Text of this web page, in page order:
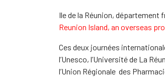
Ile de la Réunion, département
Reunion Island, an overseas
Ces deux journées
l’Unesco, l’Université de La
l’Union Régionale des